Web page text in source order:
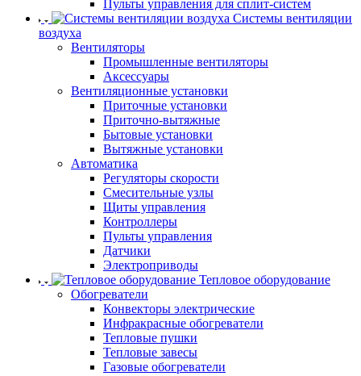
Пульты управления для сплит-систем
Системы вентиляции
воздуха
Вентиляторы
Промышленные вентиляторы
Аксессуары
Вентиляционные установки
Приточные установки
Приточно-вытяжные
Бытовые установки
Вытяжные установки
Автоматика
Регуляторы скорости
Смесительные узлы
Щиты управления
Контроллеры
Пульты управления
Датчики
Электроприводы
Тепловое оборудование
Обогреватели
Конвекторы электрические
Инфракрасные обогреватели
Тепловые пушки
Тепловые завесы
Газовые обогреватели